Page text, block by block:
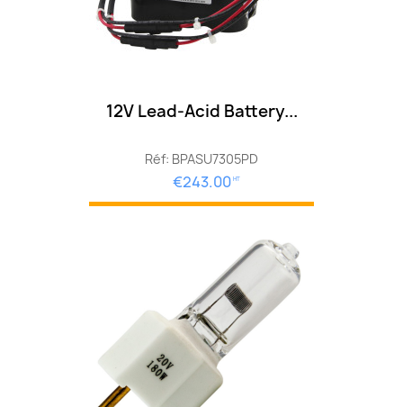
12V Lead-Acid Battery...
Réf: BPASU7305PD
€243.00 HT